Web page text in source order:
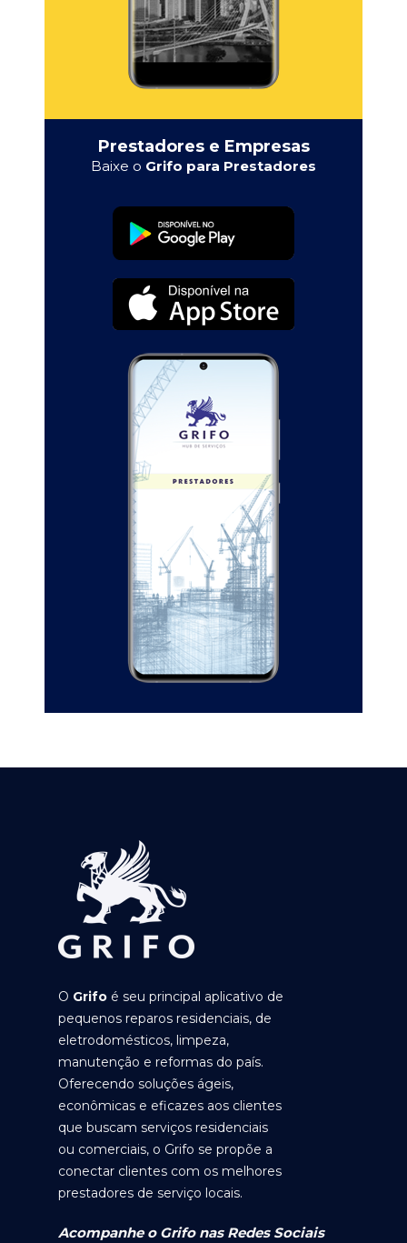
Prestadores e Empresas
Baixe o Grifo para Prestadores
O Grifo é seu principal aplicativo de
pequenos reparos residenciais, de
eletrodomésticos, limpeza,
manutenção e reformas do país.
Oferecendo soluções ágeis,
econômicas e eficazes aos clientes
que buscam serviços residenciais
ou comerciais, o Grifo se propõe a
conectar clientes com os melhores
prestadores de serviço locais.
Acompanhe o Grifo nas Redes Sociais